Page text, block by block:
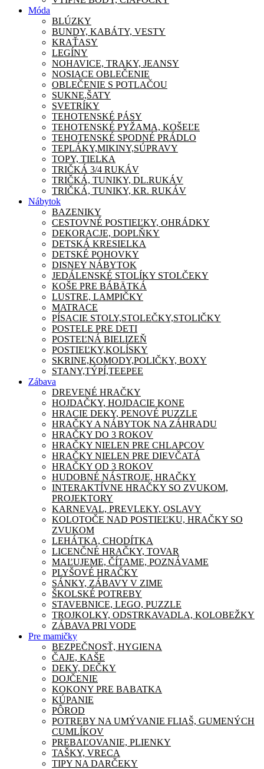
Móda
BLÚZKY
BUNDY, KABÁTY, VESTY
KRAŤASY
LEGÍNY
NOHAVICE, TRAKY, JEANSY
NOSIACE OBLEČENIE
OBLEČENIE S POTLAČOU
SUKNE,ŠATY
SVETRÍKY
TEHOTENSKÉ PÁSY
TEHOTENSKÉ PYŽAMA, KOŠEĽE
TEHOTENSKÉ SPODNÉ PRÁDLO
TEPLÁKY,MIKINY,SÚPRAVY
TOPY, TIELKA
TRIČKÁ 3/4 RUKÁV
TRIČKÁ, TUNIKY, DL.RUKÁV
TRIČKÁ, TUNIKY, KR. RUKÁV
Nábytok
BAZENIKY
CESTOVNÉ POSTIEĽKY, OHRÁDKY
DEKORACJE, DOPLŇKY
DETSKÁ KRESIELKA
DETSKÉ POHOVKY
DISNEY NÁBYTOK
JEDÁLENSKÉ STOLÍKY STOLČEKY
KOŠE PRE BÁBÄTKÁ
LUSTRE, LAMPIČKY
MATRACE
PÍSACIE STOLY,STOLEČKY,STOLIČKY
POSTELE PRE DETI
POSTEĽNÁ BIELIZEŇ
POSTIEĽKY,KOLÍSKY
SKRINE,KOMODY,POLIČKY, BOXY
STANY,TÝPÍ,TEEPEE
Zábava
DREVENÉ HRAČKY
HOJDAČKY, HOJDACIE KONE
HRACIE DEKY, PENOVÉ PUZZLE
HRAČKY A NÁBYTOK NA ZÁHRADU
HRAČKY DO 3 ROKOV
HRAČKY NIELEN PRE CHLAPCOV
HRAČKY NIELEN PRE DIEVČATÁ
HRAČKY OD 3 ROKOV
HUDOBNÉ NÁSTROJE, HRAČKY
INTERAKTÍVNE HRAČKY SO ZVUKOM,
PROJEKTORY
KARNEVAL, PREVLEKY, OSLAVY
KOLOTOČE NAD POSTIEĽKU, HRAČKY SO
ZVUKOM
LEHÁTKA, CHODÍTKA
LICENČNÉ HRAČKY, TOVAR
MAĽUJEME, ČÍTAME, POZNÁVAME
PLYŠOVÉ HRAČKY
SÁNKY, ZÁBAVY V ZIME
ŠKOLSKÉ POTREBY
STAVEBNICE, LEGO, PUZZLE
TROJKOLKY, ODSTRKAVADLA, KOLOBEŽKY
ZÁBAVA PRI VODE
Pre mamičky
BEZPEČNOSŤ, HYGIENA
ČAJE, KAŠE
DEKY, DEČKY
DOJČENIE
KOKONY PRE BABATKA
KÚPANIE
PÔROD
POTREBY NA UMÝVANIE FLIAŠ, GUMENÝCH
CUMLÍKOV
PREBAĽOVANIE, PLIENKY
TAŠKY, VRECA
TIPY NA DARČEKY